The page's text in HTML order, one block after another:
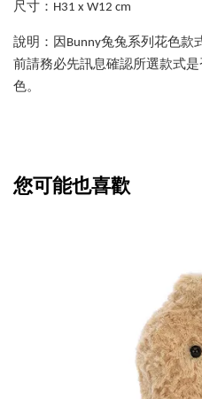
尺寸：H31 x W12 cm
說明：因Bunny兔兔系列花色款
前請務必先訊息確認所選款式
色。
您可能也喜歡